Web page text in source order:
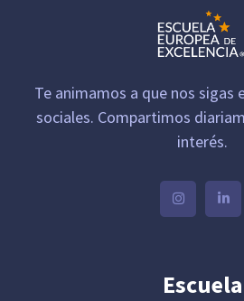
Te animamos a que nos sigas
sociales. Compartimos
interés.
Escuela